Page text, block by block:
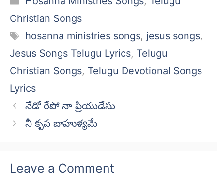
Christian Songs
Tags
hosanna ministries songs, jesus songs,
Jesus Songs Telugu Lyrics, Telugu
Christian Songs, Telugu Devotional Songs
Lyrics
నేడో రేపో నా ప్రియుడేసు
నీ కృప బాహుళ్యమే
Leave a Comment